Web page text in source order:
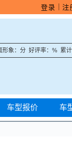
登录 注
象：分 好评率：% 累
车型报价 车